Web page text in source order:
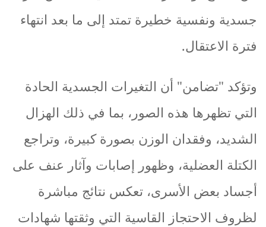
جسدية ونفسية خطيرة تمتد إلى ما بعد انتهاء
فترة الاعتقال.
وتؤكد "تضامن" أن التغيرات الجسدية الحادة
التي تظهرها هذه الصور، بما في ذلك الهزال
الشديد، وفقدان الوزن بصورة كبيرة، وتراجع
الكتلة العضلية، وظهور إصابات وآثار عنف على
أجساد بعض الأسرى، تعكس نتائج مباشرة
لظروف الاحتجاز القاسية التي وثقتها شهادات